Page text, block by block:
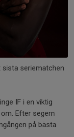
sista seriematchen
IF i en viktig
Efter segern
på bästa